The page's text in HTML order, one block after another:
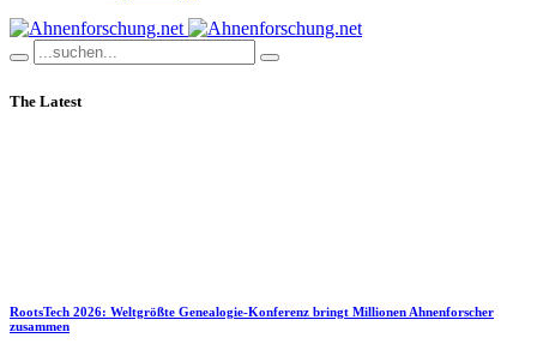
The Latest
RootsTech 2026: Weltgrößte Genealogie-Konferenz bringt Millionen Ahnenforscher
zusammen